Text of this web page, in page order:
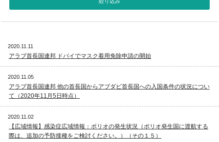
選ばれる理由
採用情報
2020.11.11
アラブ首長国連邦 ドバイでマスク着用免除申請の開始
2020.11.05
アラブ首長国連邦 他の首長国からアブダビ首長国への入国条件の状況につい
て（2020年11月5日時点）
2020.11.02
【広域情報】感染症広域情報：ポリオの発生状況（ポリオ発生国に渡航する
際は、追加の予防接種をご検討ください。）（その１５）